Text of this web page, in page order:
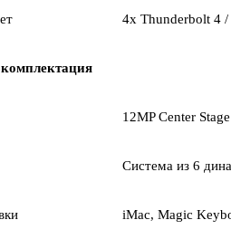
4x Thunderbolt 4
12MP Center
Система из 6
iMac, Magic